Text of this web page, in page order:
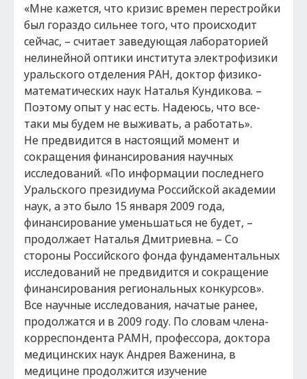
«Мне кажется, что кризис времен перестройки
был гораздо сильнее того, что происходит
сейчас, – считает заведующая лабораторией
нелинейной оптики института электрофизики
уральского отделения РАН, доктор физико-
математических наук Наталья Кундикова. –
Поэтому опыт у нас есть. Надеюсь, что все-
таки мы будем не выживать, а работать».
Не предвидится в настоящий момент и
сокращения финансирования научных
исследований. «По информации последнего
Уральского президиума Российской академии
наук, а это было 15 января 2009 года,
финансирование уменьшаться не будет, –
продолжает Наталья Дмитриевна. – Со
стороны Российского фонда фундаментальных
исследований не предвидится и сокращение
финансирования региональных конкурсов».
Все научные исследования, начатые ранее,
продолжатся и в 2009 году. По словам члена-
корреспондента РАМН, профессора, доктора
медицинских наук Андрея Важенина, в
медицине продолжится изучение